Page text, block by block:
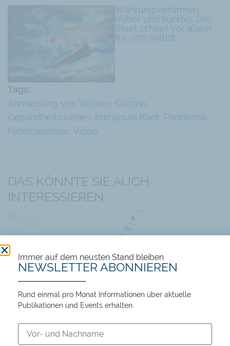
Währungsreformen
früher und künftig: Der
Staat schaut vor allem
für sich selbst
Anmassung von Wissen Corona
Gesundheitswesen Immanuel Kant Pandemie
Paternalismus Video
DAS KÖNNTE SIE AUCH
INTERESSIEREN
Events
Immer auf dem neusten Stand bleiben
NEWSLETTER ABONNIEREN
Rund einmal pro Monat Informationen über aktuelle
Publikationen und Events erhalten.